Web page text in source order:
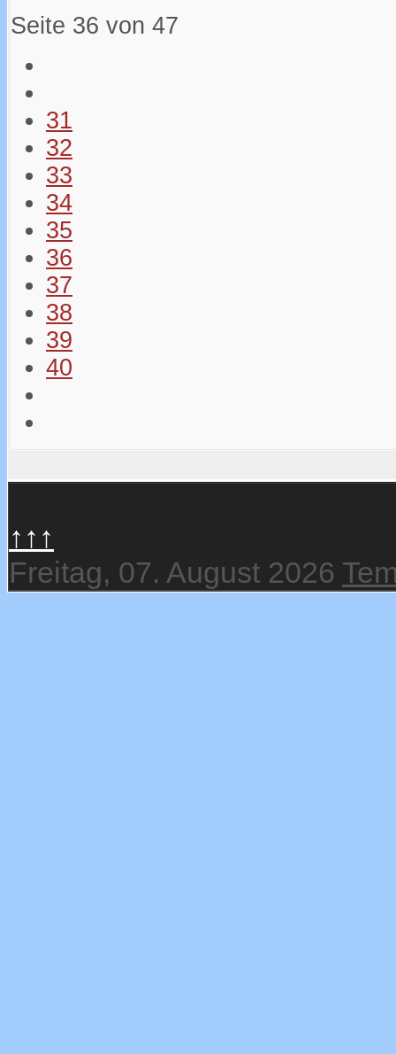
Seite 36 von 47
31
32
33
34
35
36
37
38
39
40
↑↑↑
Freitag, 07. August 2026